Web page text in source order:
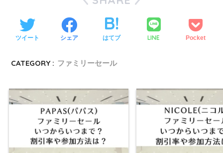
ツイート シェア はてブ LINE Pocket
CATEGORY : ファミリーセール